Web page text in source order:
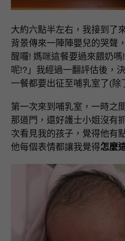
大約六點半左右，我接到了
背景傳來一陣陣嬰兒的哭聲
醒囉! 媽咪這餐要過來餵奶
呢!?」我經過一翻評估後，
一餐都要出征至哺乳室了(除
第一次來到哺乳室，一時之
那道門，還好護士小姐沒有
次看見我的孩子，覺得他有
他每個表情都讓我覺得怎麼